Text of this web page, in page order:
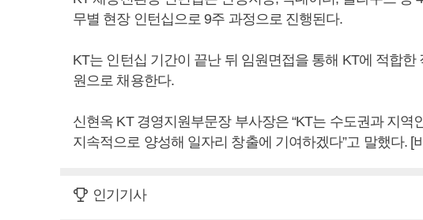
무별 현장 인턴십으로 9주 과정으로 진행된다.
KT는 인턴십 기간이 끝난 뒤 임원면접을 통해 KT에 적합
원으로 채용한다.
신현옥 KT 경영지원부문장 부사장은 “KT는 수도권과 지
지속적으로 양성해 일자리 창출에 기여하겠다”고 말했다. [
인기기사